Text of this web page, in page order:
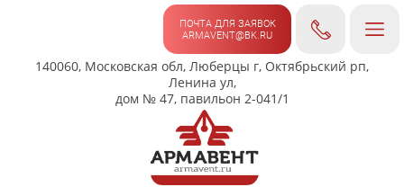
ПОЧТА ДЛЯ ЗАЯВОК
ARMAVENT@BK.RU
140060, Московская обл, Люберцы г, Октябрьский рп,
Ленина ул,
дом № 47, павильон 2-041/1